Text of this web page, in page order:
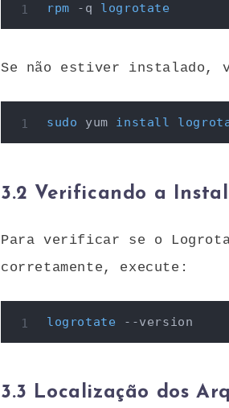
rpm -q logrotate
Se não estiver instalado,
sudo yum install
3.2 Verificando a
Para verificar se o
corretamente, execute:
logrotate --version
3.3 Localização dos